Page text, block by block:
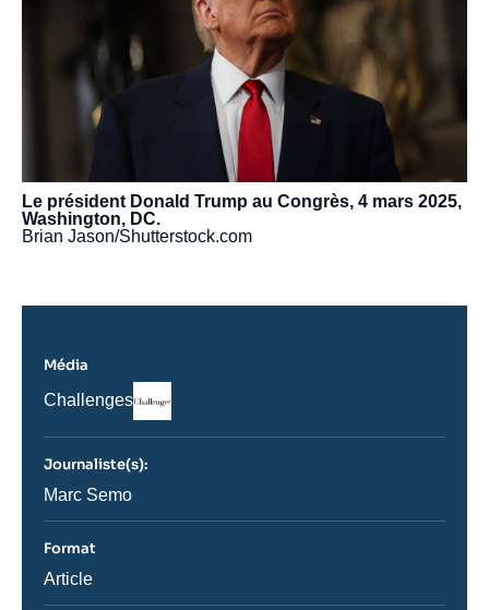
Le président Donald Trump au Congrès, 4 mars 2025,
Washington, DC.
Brian Jason/Shutterstock.com
Média
Nom
journal,
ou
émission
Challenges
Journaliste(s):
Journaliste
Marc Semo
Format
Catégorie
Article